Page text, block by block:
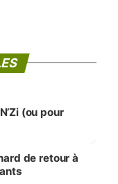
(ou pour
de retour à